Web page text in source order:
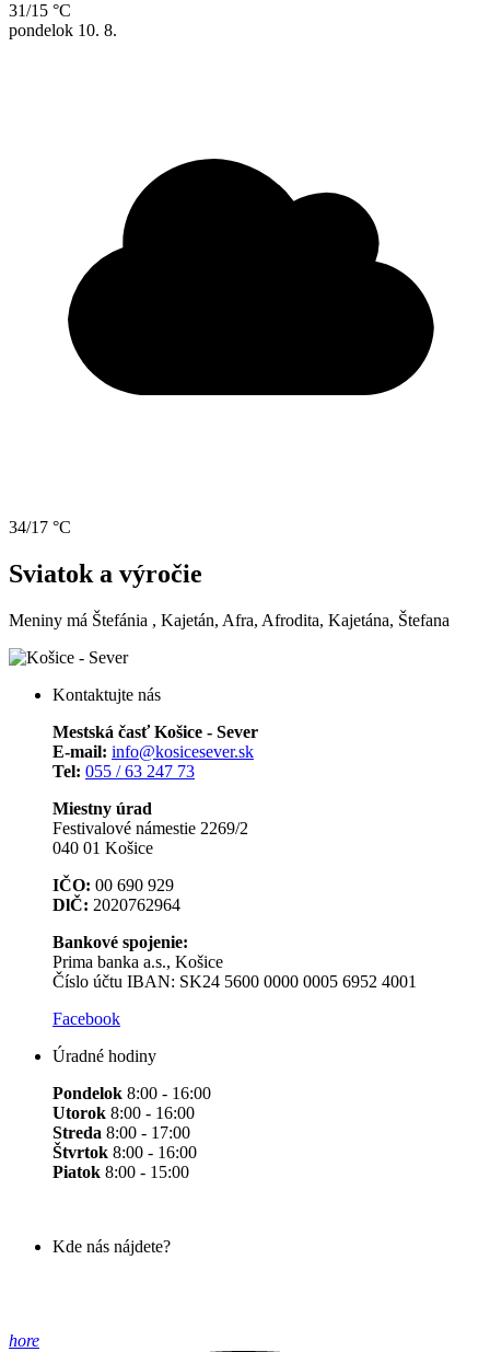
31/15 °C
pondelok 10. 8.
34/17 °C
Sviatok a výročie
Meniny má Štefánia , Kajetán, Afra, Afrodita, Kajetána, Štefana
Kontaktujte nás
Mestská časť Košice - Sever
E-mail: info@kosicesever.sk
Tel: 055 / 63 247 73
Miestny úrad
Festivalové námestie 2269/2
040 01 Košice
IČO: 00 690 929
DlČ: 2020762964
Bankové spojenie:
Prima banka a.s., Košice
Číslo účtu IBAN: SK24 5600 0000 0005 6952 4001
Facebook
Úradné hodiny
Pondelok 8:00 - 16:00
Utorok 8:00 - 16:00
Streda 8:00 - 17:00
Štvrtok 8:00 - 16:00
Piatok 8:00 - 15:00
Kde nás nájdete?
hore